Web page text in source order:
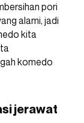
pori
alami, jadi
kita
komedo
jerawat